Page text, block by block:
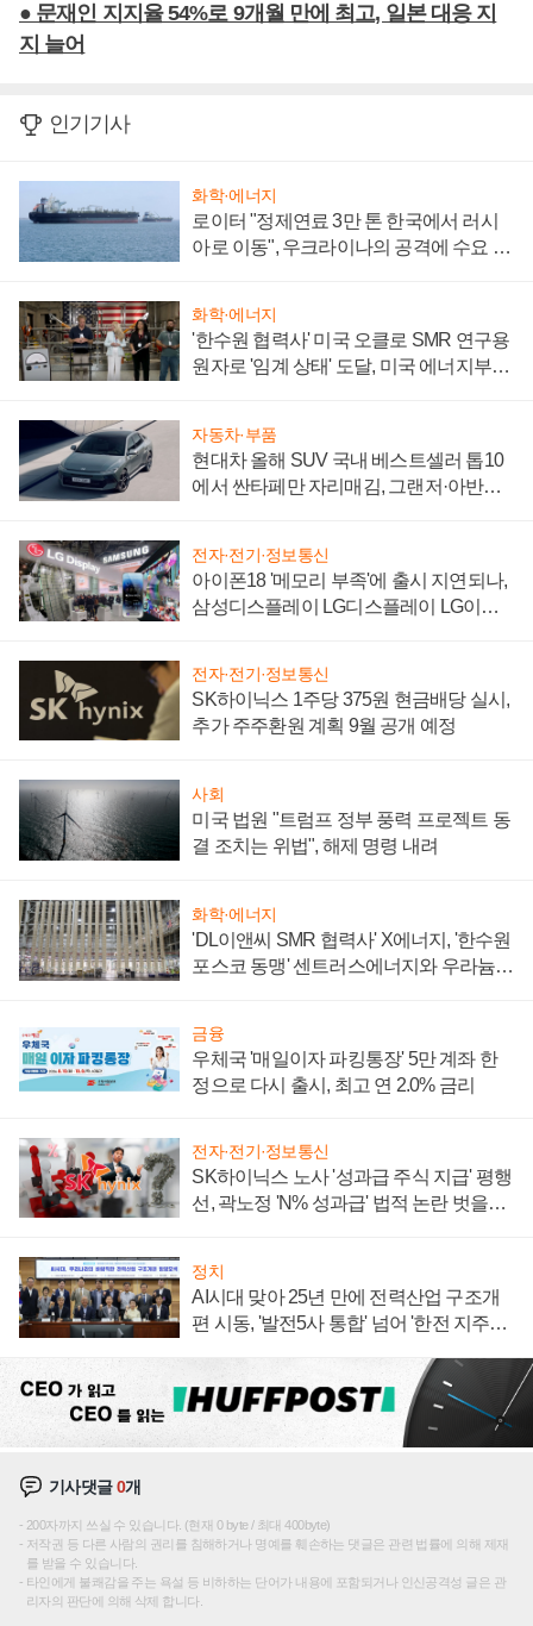
● 문재인 지지율 54%로 9개월 만에 최고, 일본 대응 지
지 늘어
인기기사
화학·에너지
로이터 "정제연료 3만 톤 한국에서 러시
아로 이동", 우크라이나의 공격에 수요 늘
화학·에너지
'한수원 협력사' 미국 오클로 SMR 연구용
원자로 '임계 상태' 도달, 미국 에너지부
자동차·부품
현대차 올해 SUV 국내 베스트셀러 톱10
에서 싼타페만 자리매김, 그랜저·아반떼
전자·전기·정보통신
아이폰18 '메모리 부족'에 출시 지연되나,
삼성디스플레이 LG디스플레이 LG이노
전자·전기·정보통신
SK하이닉스 1주당 375원 현금배당 실시,
추가 주주환원 계획 9월 공개 예정
사회
미국 법원 "트럼프 정부 풍력 프로젝트 동
결 조치는 위법", 해제 명령 내려
화학·에너지
'DL이앤씨 SMR 협력사' X에너지, '한수원
포스코 동맹' 센트러스에너지와 우라늄
금융
우체국 '매일이자 파킹통장' 5만 계좌 한
정으로 다시 출시, 최고 연 2.0% 금리
전자·전기·정보통신
SK하이닉스 노사 '성과급 주식 지급' 평행
선, 곽노정 'N% 성과급' 법적 논란 벗을지
정치
AI시대 맞아 25년 만에 전력산업 구조개
편 시동, '발전5사 통합' 넘어 '한전 지주사'
기사댓글0개
200자까지 쓰실 수 있습니다. (현재 0 byte / 최대 400byte)
저작권 등 다른 사람의 권리를 침해하거나 명예를 훼손하는 댓글은 관련 법률에 의해 제재
를 받을 수 있습니다.
타인에게 불쾌감을 주는 욕설 등 비하하는 단어가 내용에 포함되거나 인신공격성 글은 관
리자의 판단에 의해 삭제 합니다.